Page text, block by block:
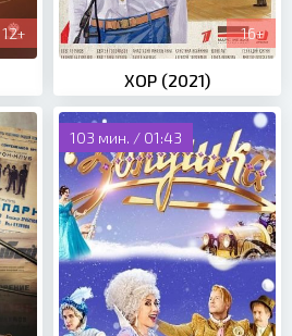
12+ 16+
ХОР (2021)
103 мин. / 01:43